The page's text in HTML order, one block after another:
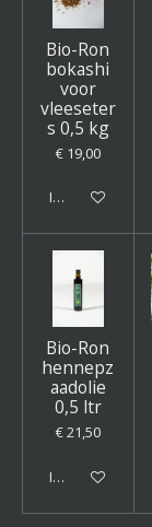
Bio-Ron
bokashi
voor
vleeseter
s 0,5 kg
€ 19,00
In winkelwagen
Bio-Ron
hennepz
aadolie
0,5 ltr
€ 21,50
In winkelwagen